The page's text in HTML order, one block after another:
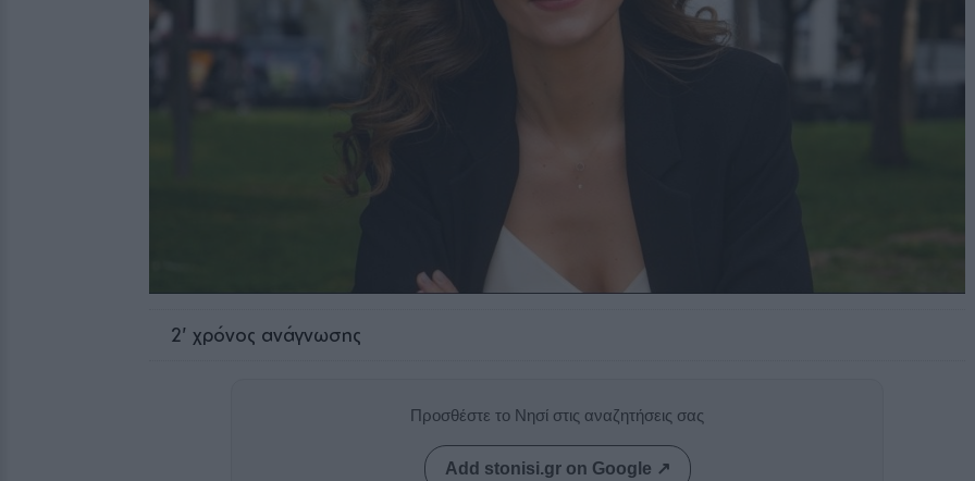
2' χρόνος ανάγνωσης
Προσθέστε το Νησί στις αναζητήσεις σας
Add stonisi.gr on Google ↗